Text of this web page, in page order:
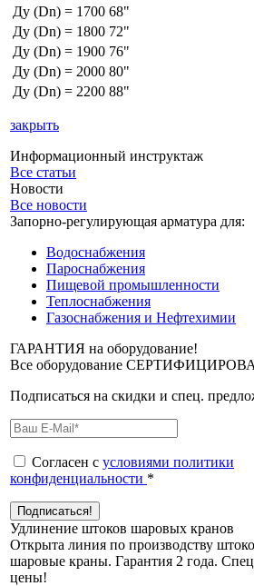
Ду (Dn) = 1700 68"
Ду (Dn) = 1800 72"
Ду (Dn) = 1900 76"
Ду (Dn) = 2000 80"
Ду (Dn) = 2200 88"
закрыть
Информационный инструктаж
Все статьи
Новости
Все новости
Запорно-регулирующая арматура для:
Водоснабжения
Пароснабжения
Пищевой промышленности
Теплоснабжения
Газоснабжения и Нефтехимии
ГАРАНТИЯ на оборудование!
Все оборудование
Подписаться на скидки и спец.
Согласен с условиями политики
конфиденциальности *
Удлинение штоков шаровых кранов
Открыта линия по производству
шаровые краны. Гарантия 2 года.
цены!